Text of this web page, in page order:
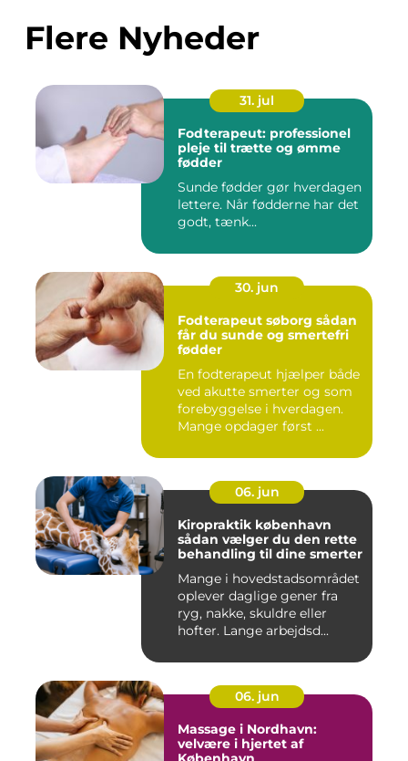
Flere Nyheder
31. jul
Fodterapeut: professionel
pleje til trætte og ømme
fødder
Sunde fødder gør hverdagen
lettere. Når fødderne har det
godt, tænk...
30. jun
Fodterapeut søborg sådan
får du sunde og smertefri
fødder
En fodterapeut hjælper både
ved akutte smerter og som
forebyggelse i hverdagen.
Mange opdager først ...
06. jun
Kiropraktik københavn
sådan vælger du den rette
behandling til dine smerter
Mange i hovedstadsområdet
oplever daglige gener fra
ryg, nakke, skuldre eller
hofter. Lange arbejdsd...
06. jun
Massage i Nordhavn:
velvære i hjertet af